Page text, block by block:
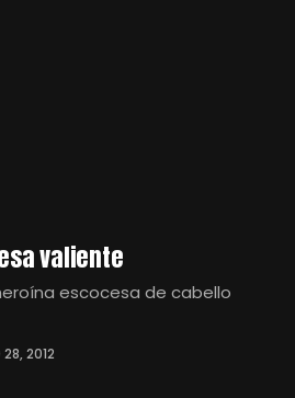
valiente
escocesa de cabello
28, 2012